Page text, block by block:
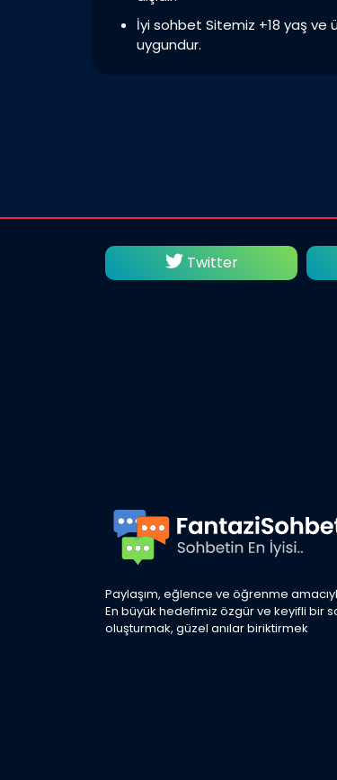
İyi sohbet Sitemiz +18 yaş ve
uygundur.
Twitter
Paylaşım, eğlence ve öğrenme
En büyük hedefimiz özgür ve keyifli bir
oluşturmak, güzel anılar biriktirmek